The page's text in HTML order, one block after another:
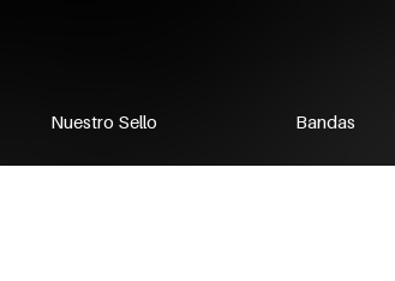
Nuestro Sello Bandas